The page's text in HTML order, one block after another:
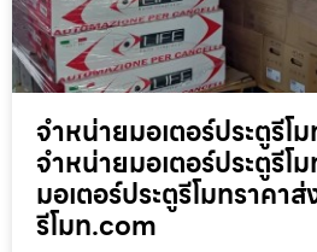
จำหน่ายมอเตอร์ประตูรีโ
จำหน่ายมอเตอร์ประตูรีโ
มอเตอร์ประตูรีโมทราคาส่
รีโมท.com